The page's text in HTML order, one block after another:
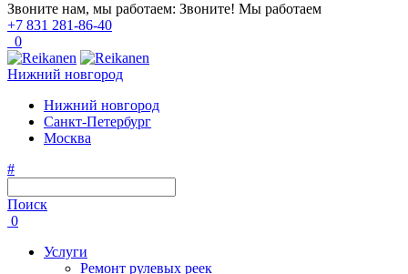
Звоните нам, мы работаем: Звоните! Мы работаем
+7 831 281-86-40
0
Нижний новгород
Нижний новгород
Санкт-Петербург
Москва
#
Поиск
0
Услуги
Ремонт рулевых реек